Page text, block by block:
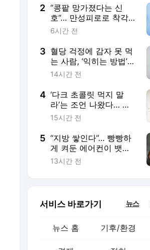
2 “콩팥 망가졌다는 신
호”… 만성피로로 착각
쉬워도, ‘이 증상’ 동반되
6시간 전
3 혈당 걱정에 감자 못 먹
는 사람, ‘익히는 방법’
달리 하면 안심
14시간 전
4 ‘다크 초콜릿 먹지 말
라’는 조언 나왔다… 이
유 봤더니?
15시간 전
5 “지방 쌓인다”… 빵빵하
게 켜둔 에어컨이 뱃살
의 주범?!
13시간 전
서비스 바로가기 뉴스
뉴스 홈 기후/환경